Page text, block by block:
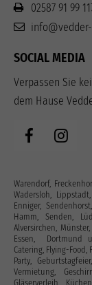
02587 91 99
SOCIAL MEDIA
Verpassen Sie
dem Hause
Warendorf,
Wadersloh,
Enniger,
Hamm, Senden,
Alversirchen,
Essen, Dortmund
Catering, Flying-
Party,
Vermietung,
Gläserverleih,